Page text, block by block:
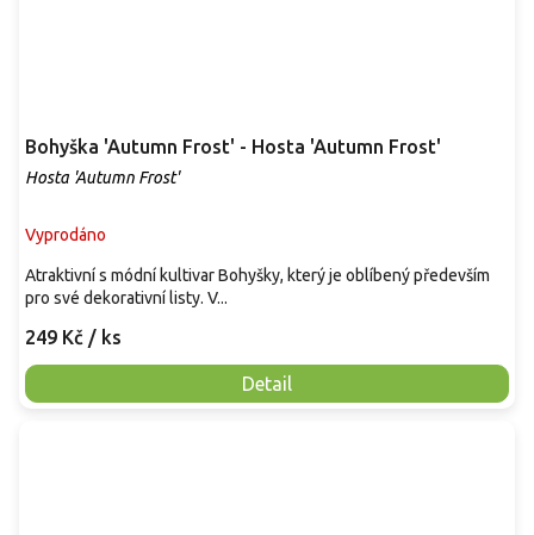
Bohyška 'Autumn Frost' - Hosta 'Autumn Frost'
Hosta 'Autumn Frost'
Vyprodáno
249 Kč / ks
Detail
Atraktivní s módní kultivar Bohyšky, který je oblíbený především
pro své dekorativní listy. V...